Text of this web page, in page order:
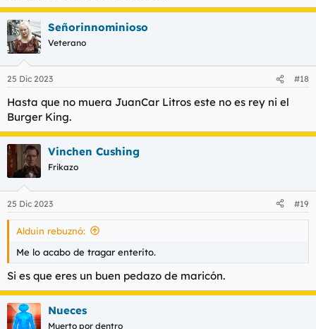
Señorinnominioso
Veterano
25 Dic 2023 #18
Hasta que no muera JuanCar Litros este no es rey ni el
Burger King.
Vinchen Cushing
Frikazo
25 Dic 2023 #19
Alduin rebuznó:
Me lo acabo de tragar enterito.
Si es que eres un buen pedazo de maricón.
Nueces
Muerto por dentro